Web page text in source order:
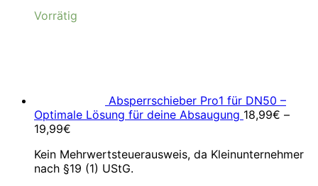
Vorrätig
Absperrschieber Pro1 für DN50 –
Optimale Lösung für deine Absaugung 18,99€ –
19,99€
Kein Mehrwertsteuerausweis, da Kleinunternehmer
nach §19 (1) UStG.